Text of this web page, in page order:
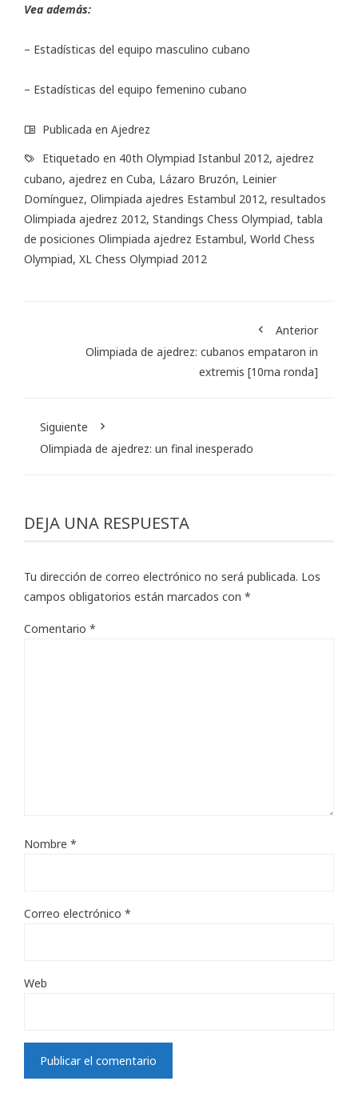
Vea además:
– Estadísticas del equipo masculino cubano
– Estadísticas del equipo femenino cubano
Publicada en Ajedrez
Etiquetado en 40th Olympiad Istanbul 2012, ajedrez
cubano, ajedrez en Cuba, Lázaro Bruzón, Leinier
Domínguez, Olimpiada ajedres Estambul 2012, resultados
Olimpiada ajedrez 2012, Standings Chess Olympiad, tabla
de posiciones Olimpiada ajedrez Estambul, World Chess
Olympiad, XL Chess Olympiad 2012
Anterior
Olimpiada de ajedrez: cubanos empataron in
extremis [10ma ronda]
Siguiente
Olimpiada de ajedrez: un final inesperado
DEJA UNA RESPUESTA
Tu dirección de correo electrónico no será publicada. Los
campos obligatorios están marcados con *
Comentario *
Nombre *
Correo electrónico *
Web